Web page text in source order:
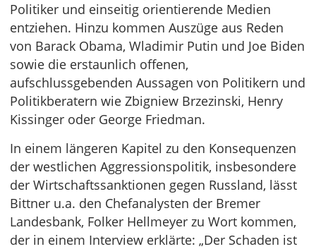
Politiker und einseitig orientierende Medien
entziehen. Hinzu kommen Auszüge aus Reden
von Barack Obama, Wladimir Putin und Joe Biden
sowie die erstaunlich offenen,
aufschlussgebenden Aussagen von Politikern und
Politikberatern wie Zbigniew Brzezinski, Henry
Kissinger oder George Friedman.
In einem längeren Kapitel zu den Konsequenzen
der westlichen Aggressionspolitik, insbesondere
der Wirtschaftssanktionen gegen Russland, lässt
Bittner u.a. den Chefanalysten der Bremer
Landesbank, Folker Hellmeyer zu Wort kommen,
der in einem Interview erklärte: „Der Schaden ist